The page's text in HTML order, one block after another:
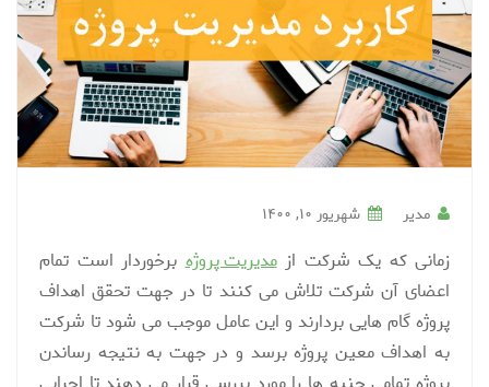
مدیر شهریور ۱۰, ۱۴۰۰
زمانی که یک شرکت ازمدیریت پروژهبرخوردار است تمام
اعضای آن شرکت تلاش می کنند تا در جهت تحقق اهداف
پروژه گام هایی بردارند و این عامل موجب می شود تا شرکت
به اهداف معین پروژه برسد و در جهت به نتیجه رساندن